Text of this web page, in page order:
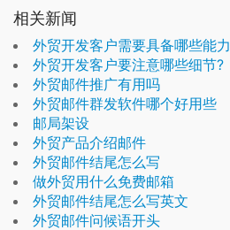
相关新闻
外贸开发客户需要具备哪些能力
外贸开发客户要注意哪些细节?
外贸邮件推广有用吗
外贸邮件群发软件哪个好用些
邮局架设
外贸产品介绍邮件
外贸邮件结尾怎么写
做外贸用什么免费邮箱
外贸邮件结尾怎么写英文
外贸邮件问候语开头